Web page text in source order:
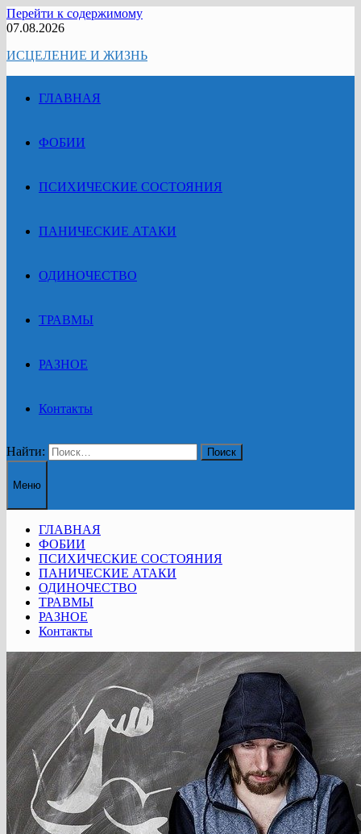
Перейти к содержимому
07.08.2026
ИСЦЕЛЕНИЕ И ЖИЗНЬ
ГЛАВНАЯ
ФОБИИ
ПСИХИЧЕСКИЕ СОСТОЯНИЯ
ПАНИЧЕСКИЕ АТАКИ
ОДИНОЧЕСТВО
ТРАВМЫ
РАЗНОЕ
Контакты
Найти:
Меню
ГЛАВНАЯ
ФОБИИ
ПСИХИЧЕСКИЕ СОСТОЯНИЯ
ПАНИЧЕСКИЕ АТАКИ
ОДИНОЧЕСТВО
ТРАВМЫ
РАЗНОЕ
Контакты